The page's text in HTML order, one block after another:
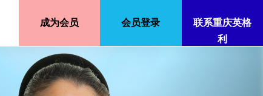
成为会员 会员登录
联系重庆英格
利